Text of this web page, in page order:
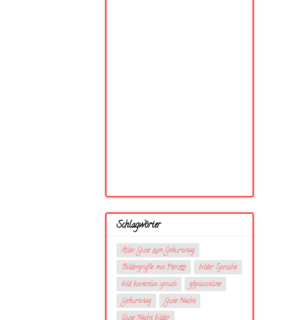
Schlagwörter
Alles Gute zum Geburtstag
Bildergrüße mit Herzღ
bilder Sprüche
bild kostenlos spruch
gbpicsonline
Geburtstag
Gute Nacht